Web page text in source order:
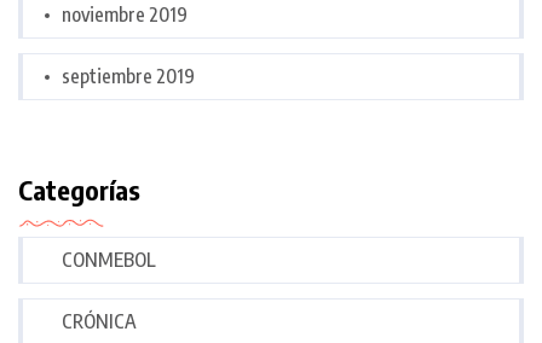
noviembre 2019
septiembre 2019
Categorías
CONMEBOL
CRÓNICA